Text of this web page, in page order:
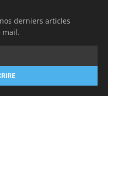
derniers articles
mail.